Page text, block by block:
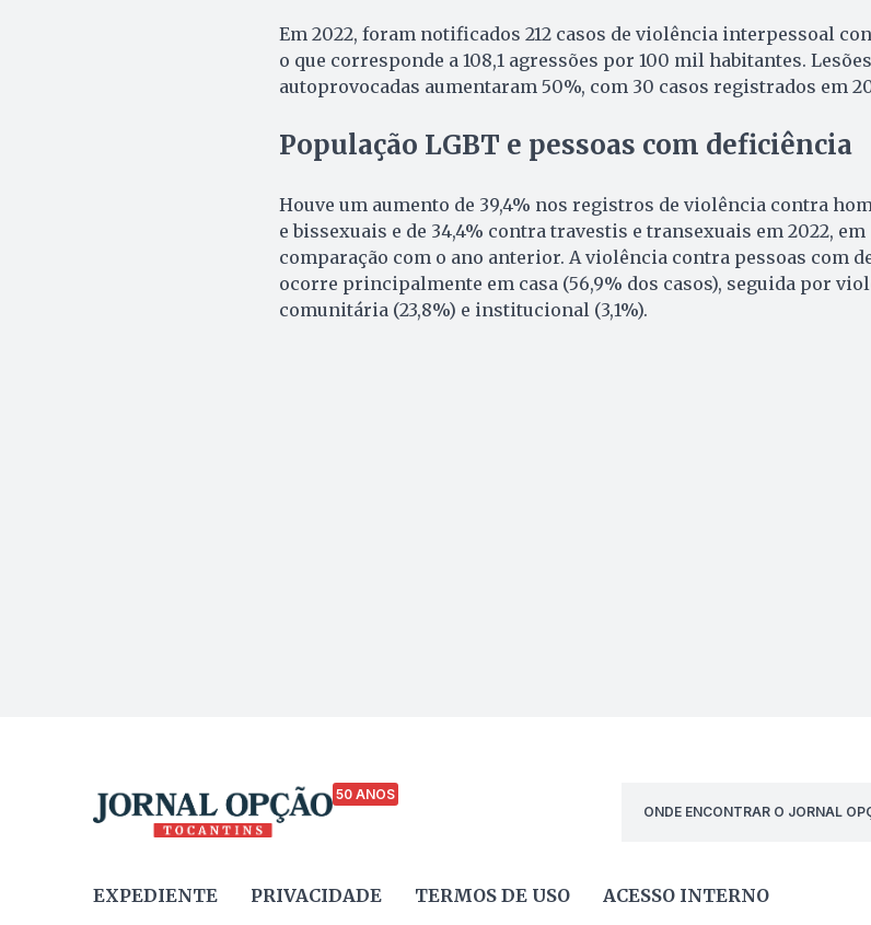
Em 2022, foram notificados 212 casos de violência interpessoal
o que corresponde a 108,1 agressões por 100 mil habitantes. Lesões
autoprovocadas aumentaram 50%, com 30 casos registrados em
População LGBT e pessoas com deficiência
Houve um aumento de 39,4% nos registros de violência contra
e bissexuais e de 34,4% contra travestis e transexuais em 2022, em
comparação com o ano anterior. A violência contra pessoas com
ocorre principalmente em casa (56,9% dos casos), seguida por
comunitária (23,8%) e institucional (3,1%).
50 ANOS
ONDE ENCONTRAR O JORNAL
EXPEDIENTE PRIVACIDADE TERMOS DE USO ACESSO INTERNO